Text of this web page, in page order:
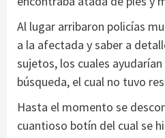
Al lugar arribaron policías
a la afectada y saber a
sujetos, los cuales
búsqueda, el cual no tuvo
Hasta el momento se
cuantioso botín del cual se